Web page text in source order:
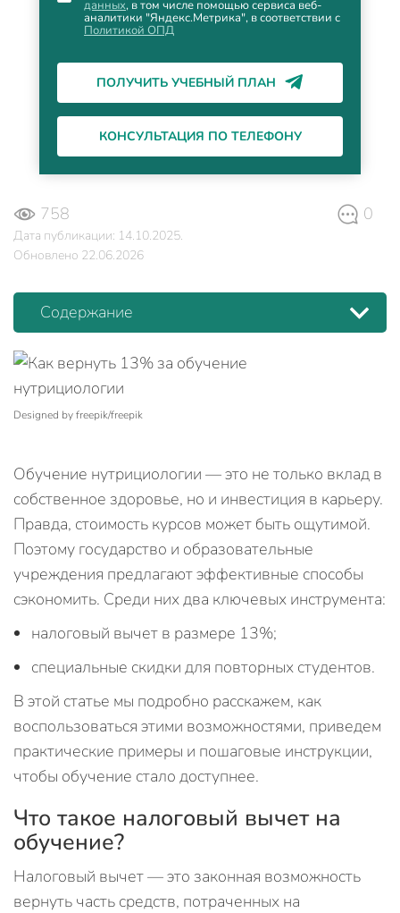
758 0
Дата публикации: 14.10.2025.
Обновлено 22.06.2026
Содержание
Designed by freepik/freepik
Обучение нутрициологии — это не только вклад в
собственное здоровье, но и инвестиция в карьеру.
Правда, стоимость курсов может быть ощутимой.
Поэтому государство и образовательные
учреждения предлагают эффективные способы
сэкономить. Среди них два ключевых инструмента:
налоговый вычет в размере 13%;
специальные скидки для повторных студентов.
В этой статье мы подробно расскажем, как
воспользоваться этими возможностями, приведем
практические примеры и пошаговые инструкции,
чтобы обучение стало доступнее.
Что такое налоговый вычет на
обучение?
Налоговый вычет — это законная возможность
вернуть часть средств, потраченных на
данных, в том числе помощью сервиса веб-
аналитики "Яндекс.Метрика", в соответствии с
Политикой ОПД
ПОЛУЧИТЬ УЧЕБНЫЙ ПЛАН
КОНСУЛЬТАЦИЯ ПО ТЕЛЕФОНУ